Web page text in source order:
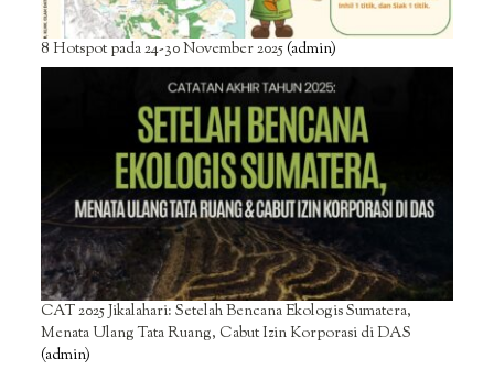
8 Hotspot pada 24-30 November 2025(admin)
CAT 2025 Jikalahari: Setelah Bencana Ekologis Sumatera,
Menata Ulang Tata Ruang, Cabut Izin Korporasi di DAS
(admin)